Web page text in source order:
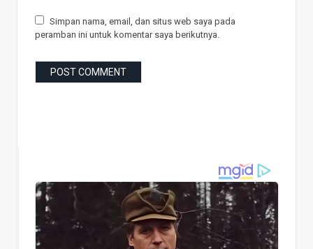
Simpan nama, email, dan situs web saya pada
peramban ini untuk komentar saya berikutnya.